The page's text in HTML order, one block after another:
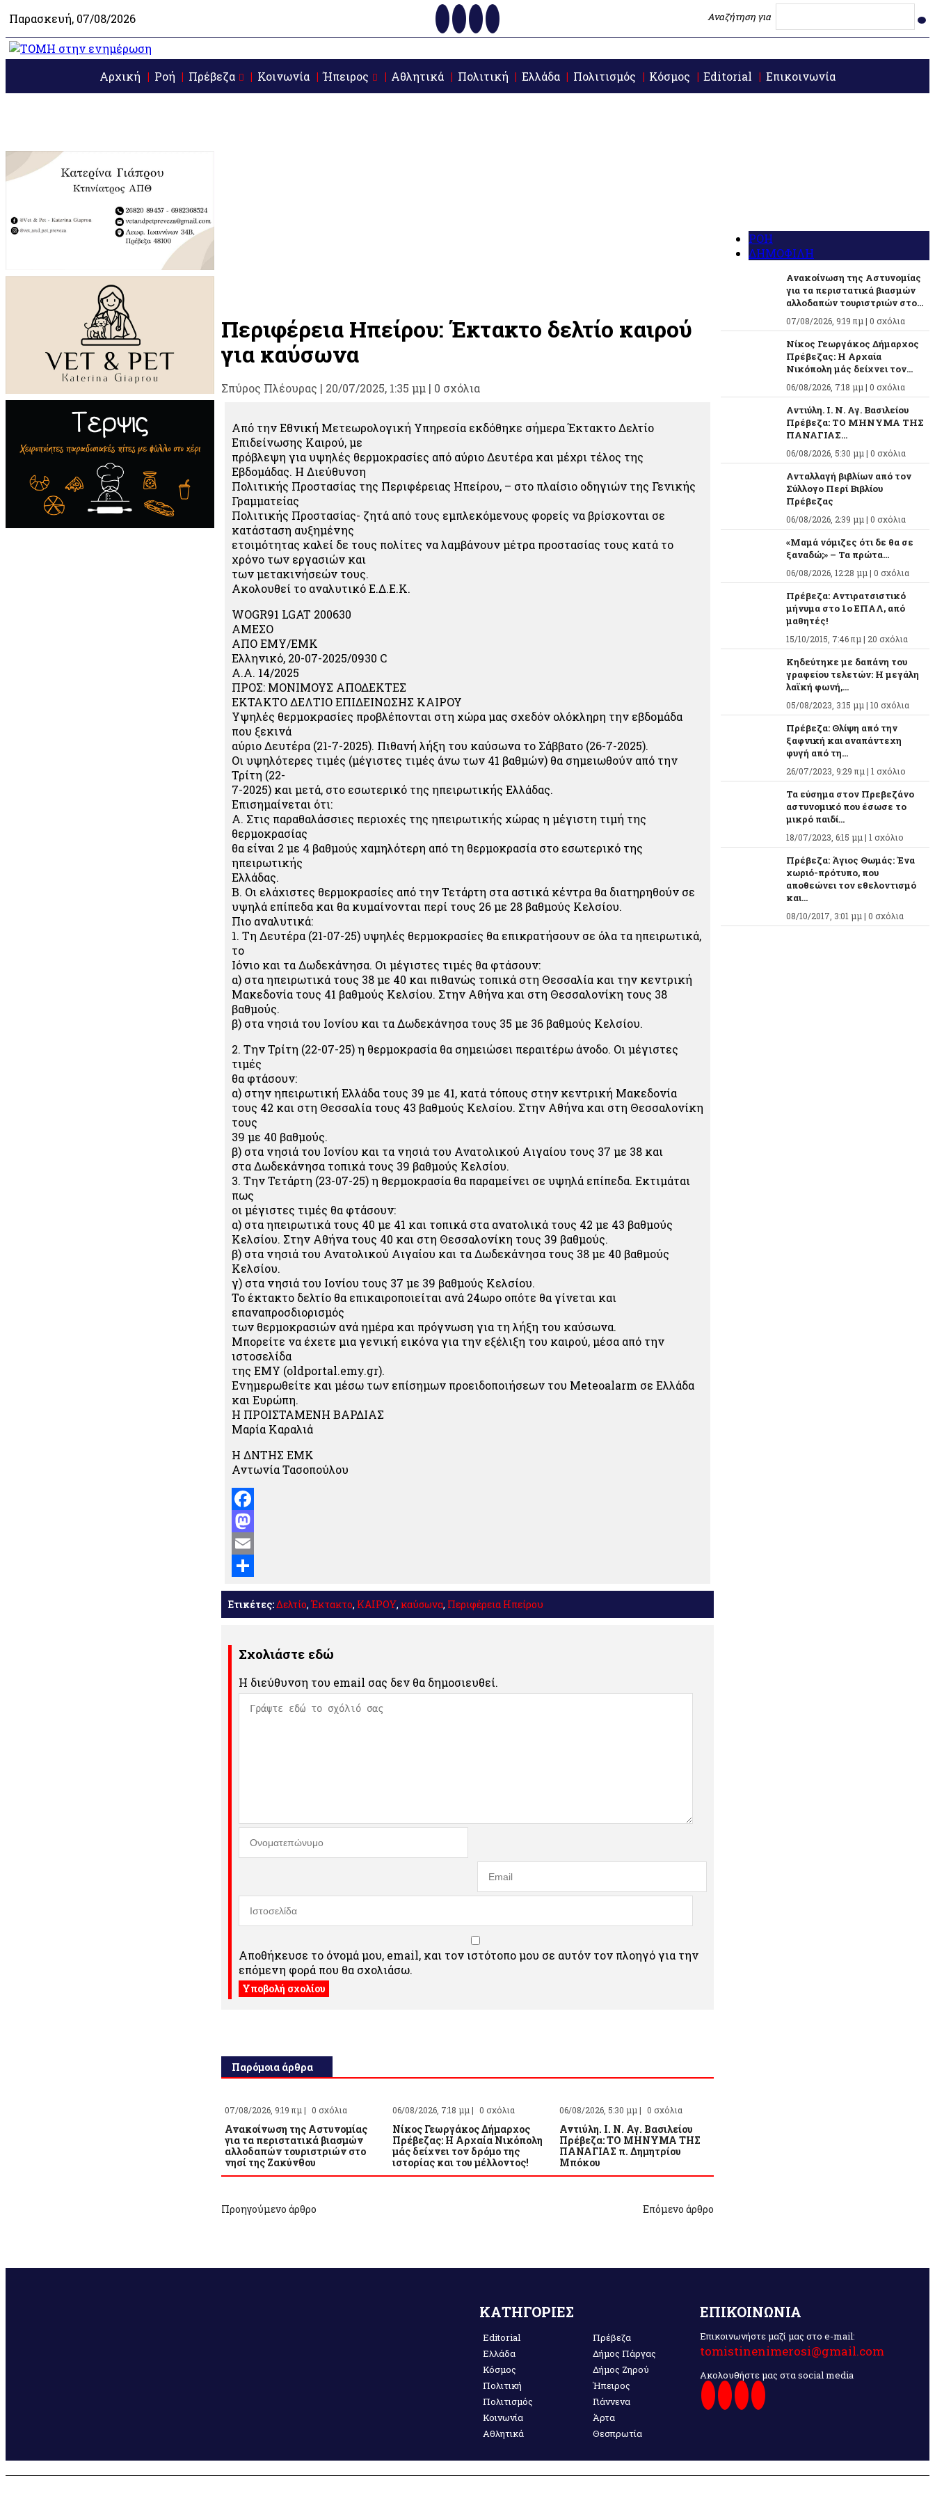
Παρασκευή, 07/08/2026 Αναζήτηση για
Αρχική Ροή Πρέβεζα Κοινωνία Ήπειρος Αθλητικά Πολιτική Ελλάδα Πολιτισμός Κόσμος Editorial Επικοινωνία
Περιφέρεια Ηπείρου: Έκτακτο δελτίο καιρού
για καύσωνα
Σπύρος Πλέουρας | 20/07/2025, 1:35 μμ | 0 σχόλια
Από την Εθνική Μετεωρολογική Υπηρεσία εκδόθηκε σήμερα Έκτακτο Δελτίο
Επιδείνωσης Καιρού, με
πρόβλεψη για υψηλές θερμοκρασίες από αύριο Δευτέρα και μέχρι τέλος της
Εβδομάδας. Η Διεύθυνση
Πολιτικής Προστασίας της Περιφέρειας Ηπείρου, – στο πλαίσιο οδηγιών της Γενικής
Γραμματείας
Πολιτικής Προστασίας- ζητά από τους εμπλεκόμενους φορείς να βρίσκονται σε
κατάσταση αυξημένης
ετοιμότητας καλεί δε τους πολίτες να λαμβάνουν μέτρα προστασίας τους κατά το
χρόνο των εργασιών και
των μετακινήσεών τους.
Ακολουθεί το αναλυτικό Ε.Δ.Ε.Κ.
WOGR91 LGAT 200630
ΑΜΕΣΟ
ΑΠΟ ΕΜΥ/ΕΜΚ
Ελληνικό, 20-07-2025/0930 C
Α.Α. 14/2025
ΠΡΟΣ: ΜΟΝΙΜΟΥΣ ΑΠΟΔΕΚΤΕΣ
ΕΚΤΑΚΤΟ ΔΕΛΤΙΟ ΕΠΙΔΕΙΝΩΣΗΣ ΚΑΙΡΟΥ
Υψηλές θερμοκρασίες προβλέπονται στη χώρα μας σχεδόν ολόκληρη την εβδομάδα
που ξεκινά
αύριο Δευτέρα (21-7-2025). Πιθανή λήξη του καύσωνα το Σάββατο (26-7-2025).
Οι υψηλότερες τιμές (μέγιστες τιμές άνω των 41 βαθμών) θα σημειωθούν από την
Τρίτη (22-
7-2025) και μετά, στο εσωτερικό της ηπειρωτικής Ελλάδας.
Επισημαίνεται ότι:
Α. Στις παραθαλάσσιες περιοχές της ηπειρωτικής χώρας η μέγιστη τιμή της
θερμοκρασίας
θα είναι 2 με 4 βαθμούς χαμηλότερη από τη θερμοκρασία στο εσωτερικό της
ηπειρωτικής
Ελλάδας.
Β. Οι ελάχιστες θερμοκρασίες από την Τετάρτη στα αστικά κέντρα θα διατηρηθούν σε
υψηλά επίπεδα και θα κυμαίνονται περί τους 26 με 28 βαθμούς Κελσίου.
Πιο αναλυτικά:
1. Τη Δευτέρα (21-07-25) υψηλές θερμοκρασίες θα επικρατήσουν σε όλα τα ηπειρωτικά,
το
Ιόνιο και τα Δωδεκάνησα. Οι μέγιστες τιμές θα φτάσουν:
α) στα ηπειρωτικά τους 38 με 40 και πιθανώς τοπικά στη Θεσσαλία και την κεντρική
Μακεδονία τους 41 βαθμούς Κελσίου. Στην Αθήνα και στη Θεσσαλονίκη τους 38
βαθμούς.
β) στα νησιά του Ιονίου και τα Δωδεκάνησα τους 35 με 36 βαθμούς Κελσίου.
2. Την Τρίτη (22-07-25) η θερμοκρασία θα σημειώσει περαιτέρω άνοδο. Οι μέγιστες
τιμές
θα φτάσουν:
α) στην ηπειρωτική Ελλάδα τους 39 με 41, κατά τόπους στην κεντρική Μακεδονία
τους 42 και στη Θεσσαλία τους 43 βαθμούς Κελσίου. Στην Αθήνα και στη Θεσσαλονίκη
τους
39 με 40 βαθμούς.
β) στα νησιά του Ιονίου και τα νησιά του Ανατολικού Αιγαίου τους 37 με 38 και
στα Δωδεκάνησα τοπικά τους 39 βαθμούς Κελσίου.
3. Την Τετάρτη (23-07-25) η θερμοκρασία θα παραμείνει σε υψηλά επίπεδα. Εκτιμάται
πως
οι μέγιστες τιμές θα φτάσουν:
α) στα ηπειρωτικά τους 40 με 41 και τοπικά στα ανατολικά τους 42 με 43 βαθμούς
Κελσίου. Στην Αθήνα τους 40 και στη Θεσσαλονίκη τους 39 βαθμούς.
β) στα νησιά του Ανατολικού Αιγαίου και τα Δωδεκάνησα τους 38 με 40 βαθμούς
Κελσίου.
γ) στα νησιά του Ιονίου τους 37 με 39 βαθμούς Κελσίου.
Το έκτακτο δελτίο θα επικαιροποιείται ανά 24ωρο οπότε θα γίνεται και
επαναπροσδιορισμός
των θερμοκρασιών ανά ημέρα και πρόγνωση για τη λήξη του καύσωνα.
Μπορείτε να έχετε μια γενική εικόνα για την εξέλιξη του καιρού, μέσα από την
ιστοσελίδα
της ΕΜΥ (oldportal.emy.gr).
Ενημερωθείτε και μέσω των επίσημων προειδοποιήσεων του Meteoalarm σε Ελλάδα
και Ευρώπη.
Η ΠΡΟΙΣΤΑΜΕΝΗ ΒΑΡΔΙΑΣ
Μαρία Καραλιά
Η ΔΝΤΗΣ ΕΜΚ
Αντωνία Τασοπούλου
Facebook
Mastodon
Email
Μοιραστείτε
Ετικέτες:Δελτίο,Έκτακτο, ΚΑΙΡΟΥ, καύσωνα, Περιφέρεια Ηπείρου
Σχολιάστε εδώ
Η διεύθυνση του email σας δεν θα δημοσιευθεί.
Αποθήκευσε το όνομά μου, email, και τον ιστότοπο μου σε αυτόν τον πλοηγό για την
επόμενη φορά που θα σχολιάσω.
Παρόμοια άρθρα
07/08/2026, 9:19 πμ | 0 σχόλια
Ανακοίνωση της Αστυνομίας
για τα περιστατικά βιασμών
αλλοδαπών τουριστριών στο
νησί της Ζακύνθου
06/08/2026, 7:18 μμ | 0 σχόλια
Νίκος Γεωργάκος Δήμαρχος
Πρέβεζας: Η Αρχαία Νικόπολη
μάς δείχνει τον δρόμο της
ιστορίας και του μέλλοντος!
06/08/2026, 5:30 μμ | 0 σχόλια
Αντιύλη. Ι. Ν. Αγ. Βασιλείου
Πρέβεζα: ΤΟ ΜΗΝΥΜΑ ΤΗΣ
ΠΑΝΑΓΙΑΣ π. Δημητρίου
Μπόκου
Προηγούμενο άρθρο Επόμενο άρθρο
ΡΟΗ
ΔΗΜΟΦΙΛΗ
Ανακοίνωση της Αστυνομίας
για τα περιστατικά βιασμών
αλλοδαπών τουριστριών στο...
07/08/2026, 9:19 πμ | 0 σχόλια
Νίκος Γεωργάκος Δήμαρχος
Πρέβεζας: Η Αρχαία
Νικόπολη μάς δείχνει τον...
06/08/2026, 7:18 μμ | 0 σχόλια
Αντιύλη. Ι. Ν. Αγ. Βασιλείου
Πρέβεζα: ΤΟ ΜΗΝΥΜΑ ΤΗΣ
ΠΑΝΑΓΙΑΣ...
06/08/2026, 5:30 μμ | 0 σχόλια
Ανταλλαγή βιβλίων από τον
Σύλλογο Περί Βιβλίου
Πρέβεζας
06/08/2026, 2:39 μμ | 0 σχόλια
«Μαμά νόμιζες ότι δε θα σε
ξαναδώ;» – Τα πρώτα...
06/08/2026, 12:28 μμ | 0 σχόλια
Πρέβεζα: Αντιρατσιστικό
μήνυμα στο 1ο ΕΠΑΛ, από
μαθητές!
15/10/2015, 7:46 πμ | 20 σχόλια
Κηδεύτηκε με δαπάνη του
γραφείου τελετών: Η μεγάλη
λαϊκή φωνή,...
05/08/2023, 3:15 μμ | 10 σχόλια
Πρέβεζα: Θλίψη από την
ξαφνική και αναπάντεχη
φυγή από τη...
26/07/2023, 9:29 πμ | 1 σχόλιο
Τα εύσημα στον Πρεβεζάνο
αστυνομικό που έσωσε το
μικρό παιδί...
18/07/2023, 6:15 μμ | 1 σχόλιο
Πρέβεζα: Άγιος Θωμάς: Ένα
χωριό-πρότυπο, που
αποθεώνει τον εθελοντισμό
και...
08/10/2017, 3:01 μμ | 0 σχόλια
ΚΑΤΗΓΟΡΙΕΣ
Editorial
Ελλάδα
Κόσμος
Πολιτική
Πολιτισμός
Κοινωνία
Αθλητικά
Πρέβεζα
Δήμος Πάργας
Δήμος Ζηρού
Ήπειρος
Γιάννενα
Άρτα
Θεσπρωτία
ΕΠΙΚΟΙΝΩΝΙΑ
Επικοινωνήστε μαζί μας στο e-mail:
tomistinenimerosi@gmail.com
Ακολουθήστε μας στα social media